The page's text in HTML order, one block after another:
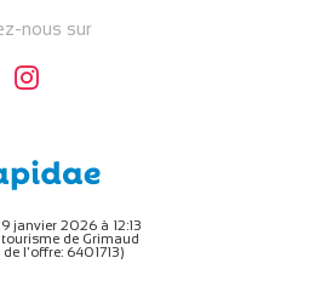
nous sur
janvier 2026 à 12:13
de Grimaud
l'offre: 6401713)